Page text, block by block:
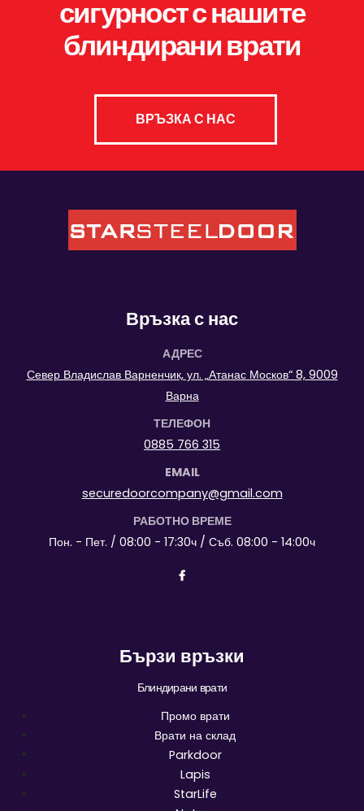
сигурност с нашите
блиндирани врати
ВРЪЗКА С НАС
Връзка с нас
АДРЕС
Север Владислав Варненчик, ул. „Атанас Москов“ 8, 9009
Варна
ТЕЛЕФОН
0885 766 315
EMAIL
securedoorcompany@gmail.com
РАБОТНО ВРЕМЕ
Пон. - Пет. / 08:00 - 17:30ч / Съб. 08:00 - 14:00ч
Бързи връзки
Блиндирани врати
Промо врати
Врати на склад
Parkdoor
Lapis
StarLife